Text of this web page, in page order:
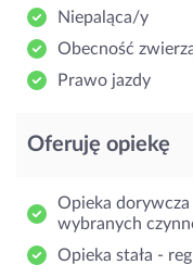
Niepaląca/y
Obecność
Prawo jazdy
Oferuję opiekę
Opieka
wybranych
Opieka stała -